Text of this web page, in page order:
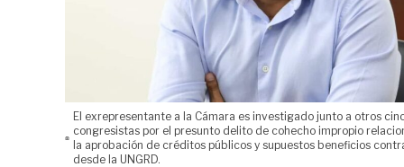
El exrepresentante a la Cámara es investigado junto a otros
congresistas por el presunto delito de cohecho impropio
la aprobación de créditos públicos y supuestos beneficios
desde la UNGRD.